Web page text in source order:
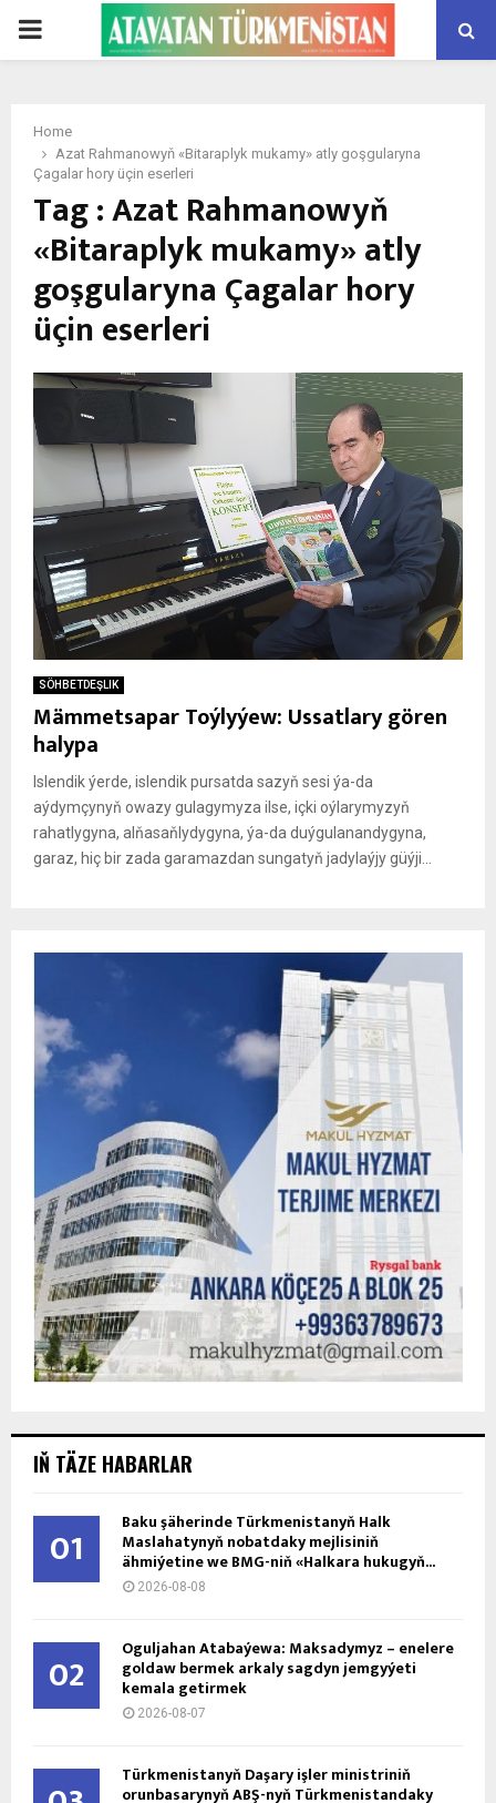
PRIMARY
Home
Azat Rahmanowyň «Bitaraplyk mukamy» atly goşgularyna
Çagalar hory üçin eserleri
Tag : Azat Rahmanowyň
«Bitaraplyk mukamy» atly
goşgularyna Çagalar hory
üçin eserleri
SÖHBETDEŞLIK
Mämmetsapar Toýlyýew: Ussatlary gören
halypa
Islendik ýerde, islendik pursatda sazyň sesi ýa-da
aýdymçynyň owazy gulagymyza ilse, içki oýlarymyzyň
rahatlygyna, alňasaňlydygyna, ýa-da duýgulanandygyna,
garaz, hiç bir zada garamazdan sungatyň jadylaýjy güýji...
IŇ TÄZE HABARLAR
01 Baku şäherinde Türkmenistanyň Halk
Maslahatynyň nobatdaky mejlisiniň
ähmiýetine we BMG-niň «Halkara hukugyň...
2026-08-08
02 Oguljahan Atabaýewa: Maksadymyz – enelere
goldaw bermek arkaly sagdyn jemgyýeti
kemala getirmek
2026-08-07
Türkmenistanyň Daşary işler ministriniň
orunbasarynyň ABŞ-nyň Türkmenistandaky